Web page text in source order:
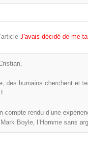
J'avais décidé de me
des humains cherchent et
compte rendu d’une
Mark Boyle, l’Homme sans